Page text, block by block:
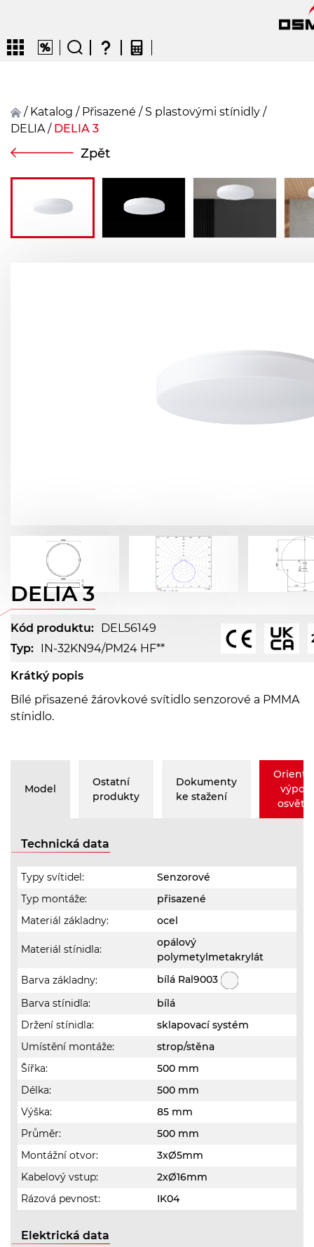
CZENDEFRFIN
/ Katalog / přisazené / S plastovými stínidly /
DELIA/ DELIA 3
Zpět
DELIA 3
Kód produktu: DEL56149
Typ: IN-32KN94/PM24 HF**
Krátký popis
Bílé přisazené žárovkové svítidlo senzorové a PMMA
stínidlo.
Model
Ostatní
produkty
Dokumenty
ke stažení
Technická data
Typy svítidel:
Senzorové
Typ montáže:
přisazené
Materiál základny:
ocel
Materiál stínidla:
opálový
polymetylmetakrylát
Barva základny:
bílá Ral9003
Barva stínidla:
bílá
Držení stínidla:
sklapovací systém
Umístění montáže:
strop/stěna
Šířka:
500 mm
Délka:
500 mm
Výška:
85 mm
Průměr:
500 mm
Montážní otvor:
3xØ5mm
Kabelový vstup:
2xØ16mm
Rázová pevnost:
IK04
Elektrická data